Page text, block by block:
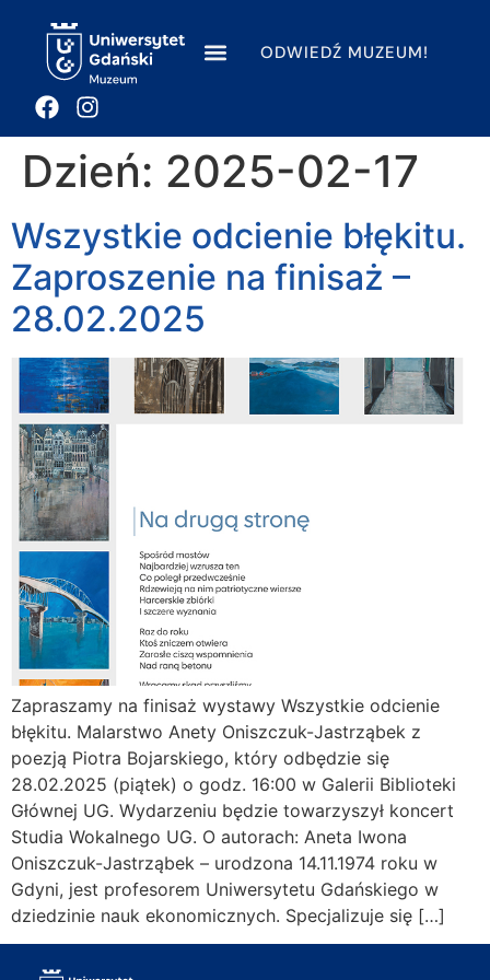
ODWIEDŹ MUZEUM!
Dzień: 2025-02-17
Wszystkie odcienie błękitu.
Zaproszenie na finisaż –
28.02.2025
Zapraszamy na finisaż wystawy Wszystkie odcienie
błękitu. Malarstwo Anety Oniszczuk-Jastrząbek z
poezją Piotra Bojarskiego, który odbędzie się
28.02.2025 (piątek) o godz. 16:00 w Galerii Biblioteki
Głównej UG. Wydarzeniu będzie towarzyszył koncert
Studia Wokalnego UG. O autorach: Aneta Iwona
Oniszczuk-Jastrząbek – urodzona 14.11.1974 roku w
Gdyni, jest profesorem Uniwersytetu Gdańskiego w
dziedzinie nauk ekonomicznych. Specjalizuje się […]